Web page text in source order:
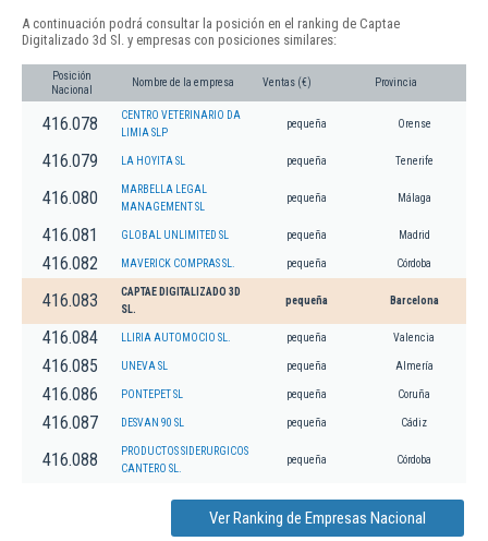
A continuación podrá consultar la posición en el ranking de Captae
Digitalizado 3d Sl. y empresas con posiciones similares:
Posición
Nacional
Nombre de la empresa Ventas (€) Provincia
416.078
CENTRO VETERINARIO DA
LIMIA SLP
pequeña Orense
416.079 LA HOYITA SL pequeña Tenerife
416.080
MARBELLA LEGAL
MANAGEMENT SL
pequeña Málaga
416.081 GLOBAL UNLIMITED SL pequeña Madrid
416.082 MAVERICK COMPRAS SL. pequeña Córdoba
416.083
CAPTAE DIGITALIZADO 3D
SL.
pequeña Barcelona
416.084 LLIRIA AUTOMOCIO SL. pequeña Valencia
416.085 UNEVA SL pequeña Almería
416.086 PONTEPET SL pequeña Coruña
416.087 DESVAN 90 SL pequeña Cádiz
416.088
PRODUCTOS SIDERURGICOS
CANTERO SL.
pequeña Córdoba
Ver Ranking de Empresas Nacional